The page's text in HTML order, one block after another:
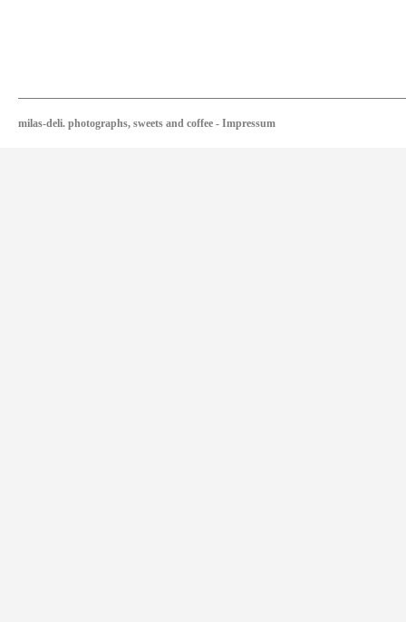
milas-deli. photographs, sweets and coffee - Impressum